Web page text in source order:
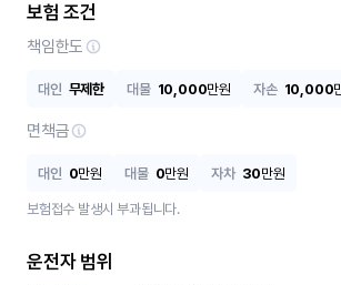
보험 조건
책임한도
대인 무제한 대물 10,000만원 자손 10,000
면책금
대인 0만원 대물 0만원 자차 30만원
보험접수 발생시 부과됩니다.
운전자 범위